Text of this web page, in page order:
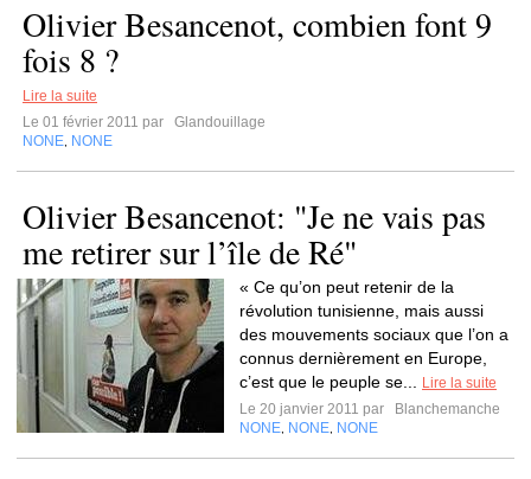
Olivier Besancenot, combien font 9
fois 8 ?
Lire la suite
Le 01 février 2011 par
Glandouillage
NONE NONE
Olivier Besancenot: "Je ne vais pas
me retirer sur l’île de Ré"
« Ce qu’on peut retenir de la
révolution tunisienne, mais aussi
des mouvements sociaux que l’on a
connus dernièrement en Europe,
c’est que le peuple se...
Lire la suite
Le 20 janvier 2011 par
Blanchemanche
NONE NONE NONE